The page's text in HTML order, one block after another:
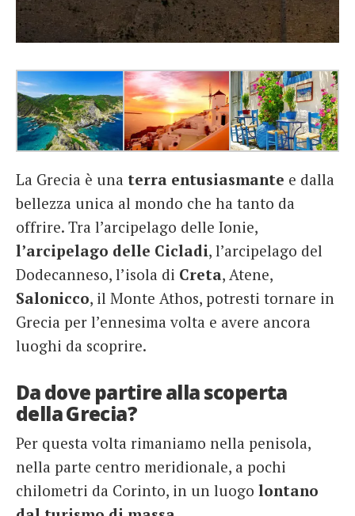
La Grecia è una terra entusiasmante e dalla
bellezza unica al mondo che ha tanto da
offrire. Tra l’arcipelago delle Ionie,
l’arcipelago delle Cicladi, l’arcipelago del
Dodecanneso, l’isola di Creta, Atene,
Salonicco, il Monte Athos, potresti tornare in
Grecia per l’ennesima volta e avere ancora
luoghi da scoprire.
Da dove partire alla scoperta
della Grecia?
Per questa volta rimaniamo nella penisola,
nella parte centro meridionale, a pochi
chilometri da Corinto, in un luogo lontano